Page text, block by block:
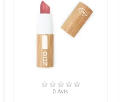
EN STOCK
0 Avis